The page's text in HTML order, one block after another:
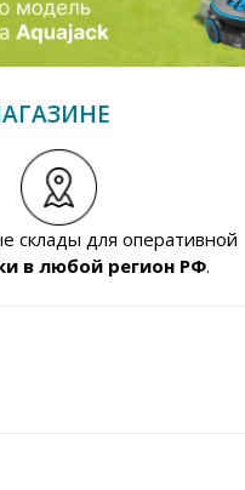
склады для оперативной
в любой регион РФ.